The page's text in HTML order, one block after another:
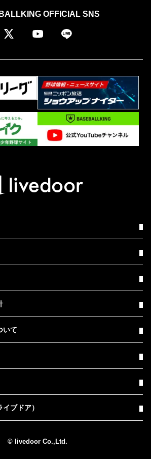
OFFICIAL SNS
いて
ブドア）
© livedoor Co.,Ltd.